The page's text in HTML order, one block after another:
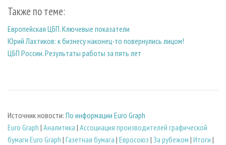
Также по теме:
Европейская ЦБП. Ключевые показатели
Юрий Лахтиков: к бизнесу наконец-то повернулись лицом!
ЦБП России. Результаты работы за пять лет
Источник новости: По информации Euro Graph
Euro Graph | Аналитика | Ассоциация производителей графической
бумаги Euro Graph | Газетная бумага | Евросоюз | За рубежом | Итоги |